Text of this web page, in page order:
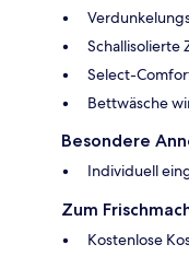
Schallisolierte
Select-
Bettwäsche
Besondere
Individuell
Zum
Kostenlose